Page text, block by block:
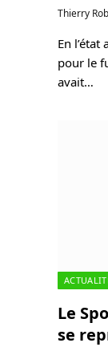
Thierry
En
pour le
avait…
Le
se